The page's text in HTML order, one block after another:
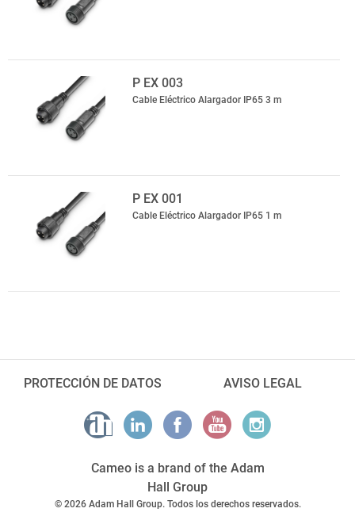
P EX 003
Cable Eléctrico Alargador IP65 3 m
P EX 001
Cable Eléctrico Alargador IP65 1 m
PROTECCIÓN DE DATOS AVISO LEGAL
Cameo is a brand of the Adam
Hall Group
© 2026 Adam Hall Group. Todos los derechos reservados.